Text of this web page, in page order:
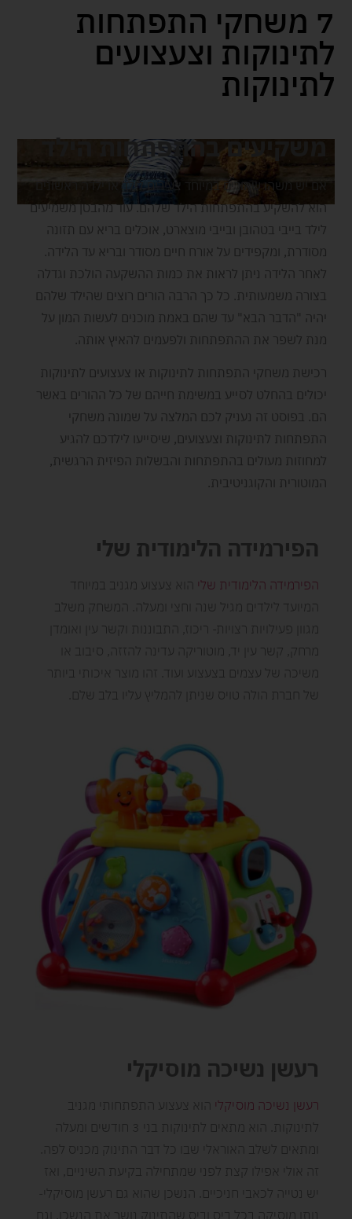
7 משחקי התפתחות
לתינוקות וצעצועים
לתינוקות
משקיעים בהתפתחות הילד
אם יש משהו שהורים במיוחד צעירים לילד או ילדה ראשונים
הוא להשקיע בהתפתחות הילד שלהם. עוד מהבטן משמיעים
לילד בייבי בטהובן ובייבי מוצארט, אוכלים בריא עם תזונה
מסודרת, ומקפידים על אורח חיים מסודר ובריא עד הלידה.
לאחר הלידה ניתן לראות את כמות ההשקעה הולכת וגדלה
בצורה משמעותית. כל כך הרבה הורים רוצים שהילד שלהם
יהיה " הדבר הבא
" עד שהם באמת מוכנים לעשות המון על
מנת לשפר את ההתפתחות ולפעמים להאיץ אותה.
רכישת משחקי התפתחות לתינוקות או צעצועים לתינוקות
יכולים בהחלט לסייע במשימת חייהם של כל ההורים באשר
הם. בפוסט זה נעניק לכם המלצה על שמונה משחקי
התפתחות לתינוקות וצעצועים, שיסייעו לילדכם להגיע
למחוזות מעולים בהתפתחות והבשלות הפיזית הרגשית,
המוטורית והקוגניטיבית.
הפירמידה הלימודית שלי
הפירמידה הלימודית שלי הוא צעצוע מגניב במיוחד
המיועד לילדים מגיל שנה וחצי ומעלה. המשחק משלב
מגוון פעילויות רצויות- ריכוז, התבוננות וקשר עין ואומדן
מרחק, קשר עין יד, מוטוריקה עדינה להזזה, סיבוב או
משיכה של עצמים בצעצוע ועוד. זהו מוצר איכותי ביותר
של חברת הולה טויס שניתן להמליץ עליו בלב שלם.
רעשן נשיכה מוסיקלי
רעשן נשיכה מוסיקלי הוא צעצוע התפתחותי מגניב
לתינוקות. הוא מתאים לתינוקות בני 3 חודשים ומעלה
ומתאים לשלב האוראלי שבו כל דבר התינוק מכניס לפה.
זה אולי אפילו קצת לפני שמתחילה בקיעת השיניים, ואז
יש נטייה לכאבי חניכיים. הנשכן שהוא גם רעשן מוסיקלי-
נותן מוסיקה בכל ביס וביס שהתינוק נושך את הנשכן, וגם